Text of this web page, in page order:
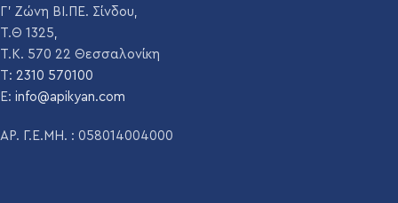
Γ' Ζώνη ΒΙ.ΠΕ. Σίνδου,
Τ.Θ 1325,
Τ.Κ. 570 22 Θεσσαλονίκη
T: 2310 570100
E: info@apikyan.com
ΑΡ. Γ.Ε.ΜΗ. : 058014004000